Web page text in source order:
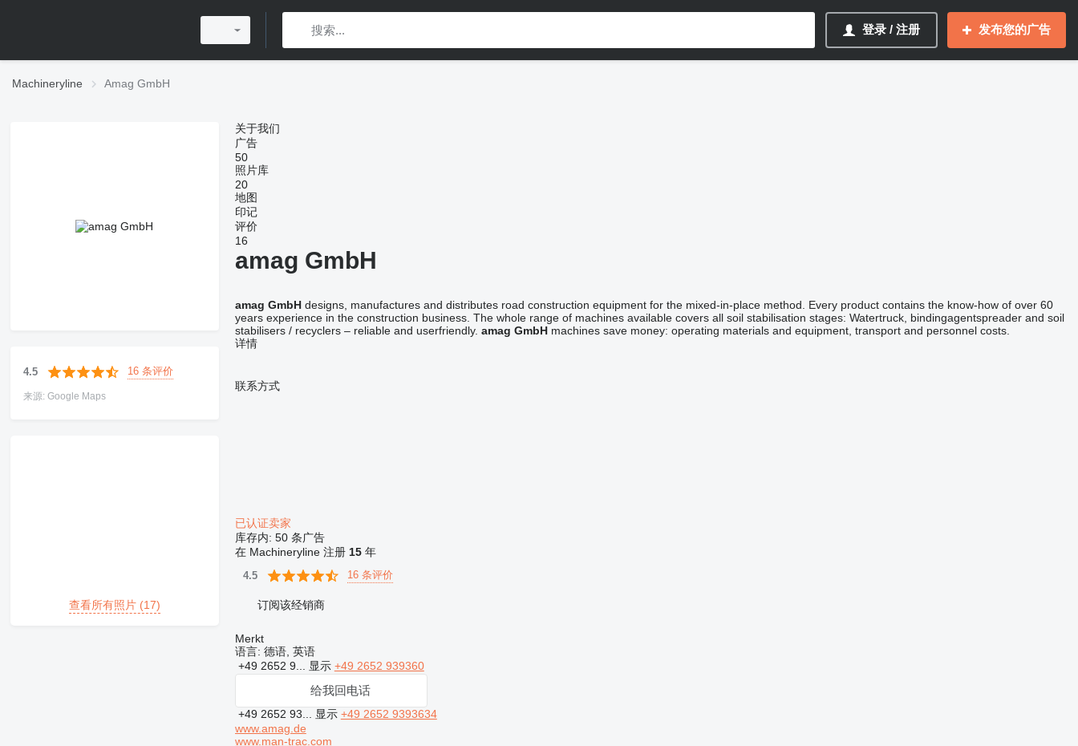
登录 / 注册 发布您的广告
Machineryline Amag GmbH
4.5 16 条评价
来源: Google Maps
查看所有照片 (17)
关于我们
广告
50
照片库
20
地图
印记
评价
16
amag GmbH
amag GmbHdesigns, manufactures and distributes road construction equipment for the mixed-in-place method. Every product contains the know-how of over 60
years experience in the construction business. The whole range of machines available covers all soil stabilisation stages: Watertruck, bindingagentspreader and soil
stabilisers / recyclers – reliable and userfriendly. amag GmbHmachines save money: operating materials and equipment, transport and personnel costs.
详情
联系方式
已认证卖家
库存内: 50 条广告
在 Machineryline 注册 15年
4.5 16 条评价
订阅该经销商
Merkt
语言: 德语, 英语
+49 2652 9... 显示 +49 2652 939360
给我回电话
+49 2652 93... 显示 +49 2652 9393634
www.amag.de
www.man-trac.com